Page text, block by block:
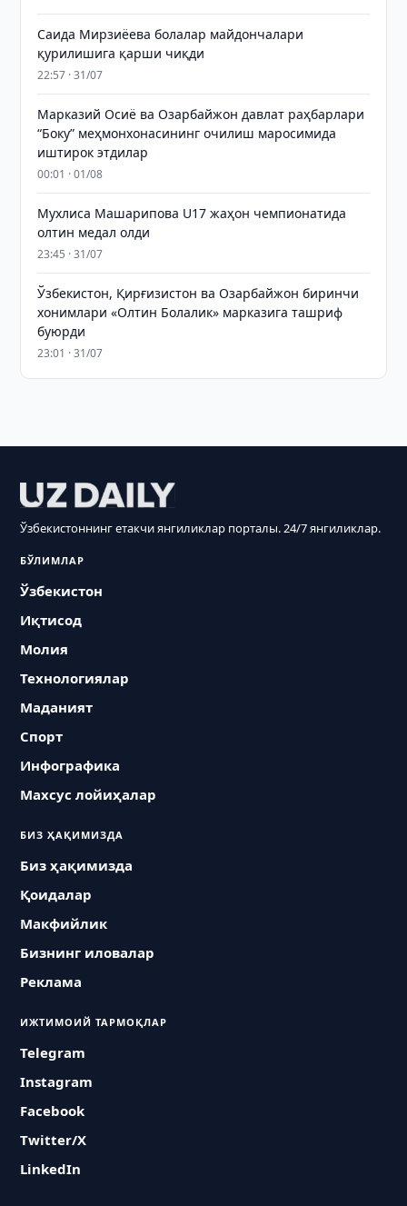
Саида Мирзиёева болалар майдончалари
қурилишига қарши чиқди
22:57 · 31/07
Марказий Осиё ва Озарбайжон давлат раҳбарлари
“Боку” меҳмонхонасининг очилиш маросимида
иштирок этдилар
00:01 · 01/08
Мухлиса Машарипова U17 жаҳон чемпионатида
олтин медал олди
23:45 · 31/07
Ўзбекистон, Қирғизистон ва Озарбайжон биринчи
хонимлари «Олтин Болалик» марказига ташриф
буюрди
23:01 · 31/07
Ўзбекистоннинг етакчи янгиликлар порталы. 24/7 янгиликлар.
БЎЛИМЛАР
Ўзбекистон
Иқтисод
Молия
Технологиялар
Маданият
Спорт
Инфографика
Махсус лойиҳалар
БИЗ ҲАҚИМИЗДА
Биз ҳақимизда
Қоидалар
Макфийлик
Бизнинг иловалар
Реклама
ИЖТИМОИЙ ТАРМОҚЛАР
Telegram
Instagram
Facebook
Twitter/X
LinkedIn